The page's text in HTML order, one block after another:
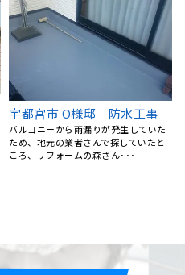
屋根葺き替え工事 宇都宮市
M様邸
屋根のサビや変色が随分前から気にな